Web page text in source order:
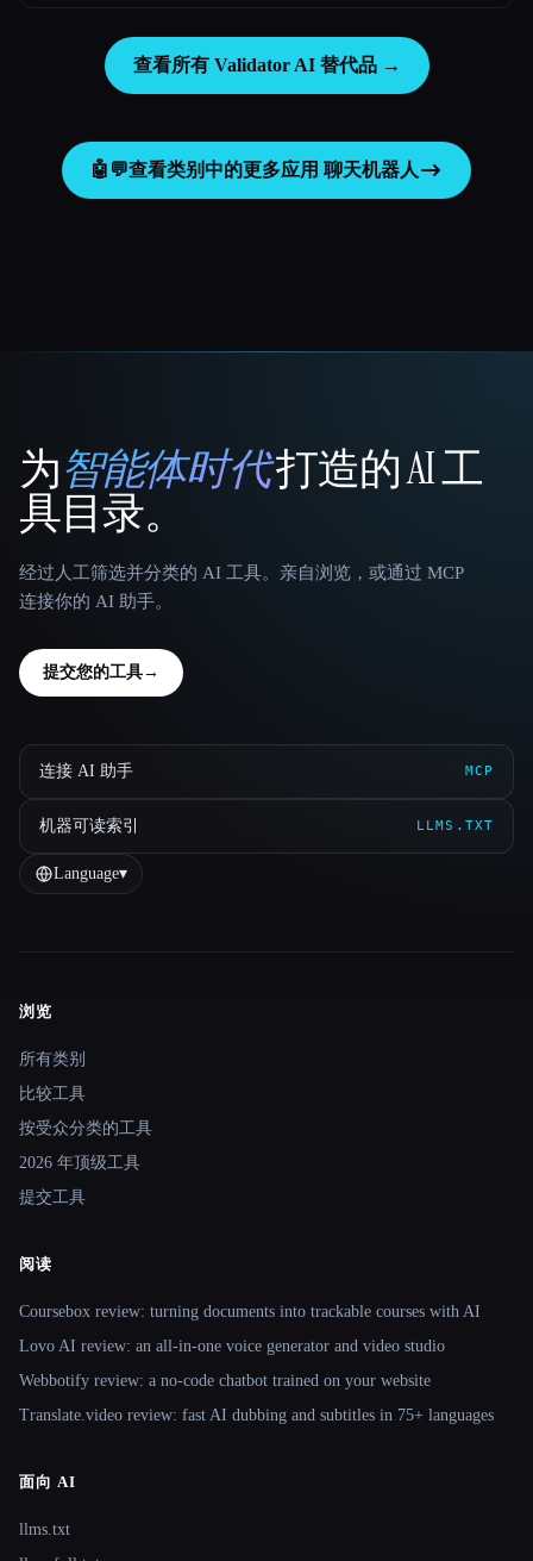
查看所有 Validator AI 替代品 →
🤖💬查看类别中的更多应用 聊天机器人
That AI Collection
为智能体时代打造的 AI 工
具目录。
经过人工筛选并分类的 AI 工具。亲自浏览，或通过 MCP
连接你的 AI 助手。
提交您的工具→
连接 AI 助手 MCP
机器可读索引 LLMS.TXT
Language▾
Site navigation
浏览
所有类别
比较工具
按受众分类的工具
2026 年顶级工具
提交工具
阅读
Coursebox review: turning documents into trackable courses with AI
Lovo AI review: an all-in-one voice generator and video studio
Webbotify review: a no-code chatbot trained on your website
Translate.video review: fast AI dubbing and subtitles in 75+ languages
面向 AI
llms.txt